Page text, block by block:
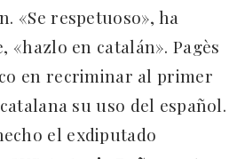
«Se respetuoso», ha
«hazlo en catalán». Pagès
en recriminar al primer
su uso del español.
el exdiputado